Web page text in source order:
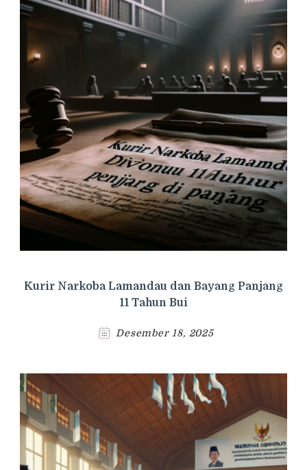
Kurir Narkoba Lamandau dan Bayang Panjang
11 Tahun Bui
Desember 18, 2025